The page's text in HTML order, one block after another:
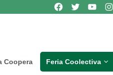
Síguenos en Facebook
Síguenos en Twitter
Síguenos
Coopera Feria Coolectiva